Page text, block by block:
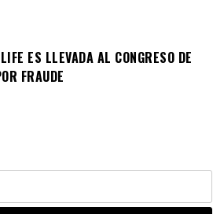
ES LLEVADA AL CONGRESO DE
FRAUDE